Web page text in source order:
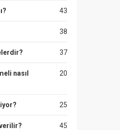
43
38
37
20
nasıl
25
45